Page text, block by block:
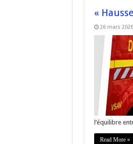
«
26 mars 2026
l’équilibre
Read More »